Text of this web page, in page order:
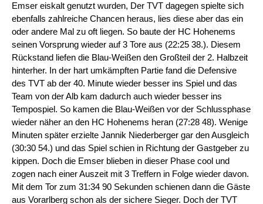
Emser eiskalt genutzt wurden, Der TVT dagegen spielte sich
ebenfalls zahlreiche Chancen heraus, lies diese aber das ein
oder andere Mal zu oft liegen. So baute der HC Hohenems
seinen Vorsprung wieder auf 3 Tore aus (22:25 38.). Diesem
Rückstand liefen die Blau-Weißen den Großteil der 2. Halbzeit
hinterher. In der hart umkämpften Partie fand die Defensive
des TVT ab der 40. Minute wieder besser ins Spiel und das
Team von der Alb kam dadurch auch wieder besser ins
Tempospiel. So kamen die Blau-Weißen vor der Schlussphase
wieder näher an den HC Hohenems heran (27:28 48). Wenige
Minuten später erzielte Jannik Niederberger gar den Ausgleich
(30:30 54.) und das Spiel schien in Richtung der Gastgeber zu
kippen. Doch die Emser blieben in dieser Phase cool und
zogen nach einer Auszeit mit 3 Treffern in Folge wieder davon.
Mit dem Tor zum 31:34 90 Sekunden schienen dann die Gäste
aus Vorarlberg schon als der sichere Sieger. Doch der TVT